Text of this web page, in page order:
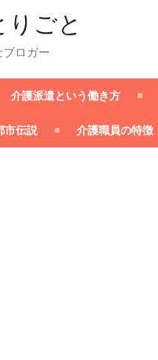
りごと
ロガー
介護派遣という働き方
市伝説 介護職員の特徴